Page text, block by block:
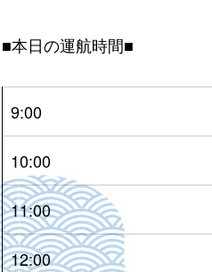
■本日の運航時間■
9:00
10:00
11:00
12:00